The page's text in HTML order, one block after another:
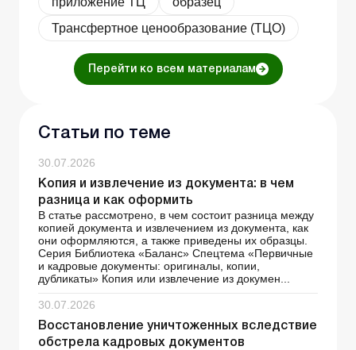
Трансфертное ценообразование (ТЦО)
Перейти ко всем материалам
Статьи по теме
30.07.2026
Копия и извлечение из документа: в чем
разница и как оформить
В статье рассмотрено, в чем состоит разница между
копией документа и извлечением из документа, как
они оформляются, а также приведены их образцы.
Серия Библиотека «Баланс» Спецтема «Первичные
и кадровые документы: оригиналы, копии,
дубликаты» Копия или извлечение из докумен...
30.07.2026
Восстановление уничтоженных вследствие
обстрела кадровых документов